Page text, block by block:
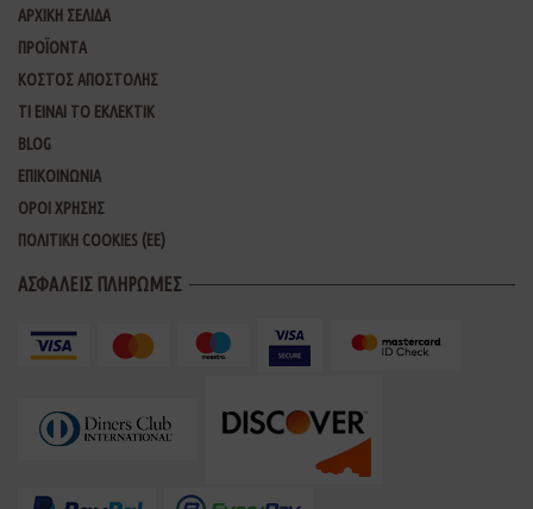
ΑΡΧΙΚΗ ΣΕΛΙΔΑ
ΠΡΟΪΟΝΤΑ
ΚΟΣΤΟΣ ΑΠΟΣΤΟΛΗΣ
ΤΙ ΕΙΝΑΙ ΤΟ ΕΚΛΕΚΤΙΚ
BLOG
ΕΠΙΚΟΙΝΩΝΙΑ
ΟΡΟΙ ΧΡΗΣΗΣ
ΠΟΛΙΤΙΚΗ COOKIES (ΕΕ)
ΑΣΦΑΛΕΙΣ ΠΛΗΡΩΜΕΣ